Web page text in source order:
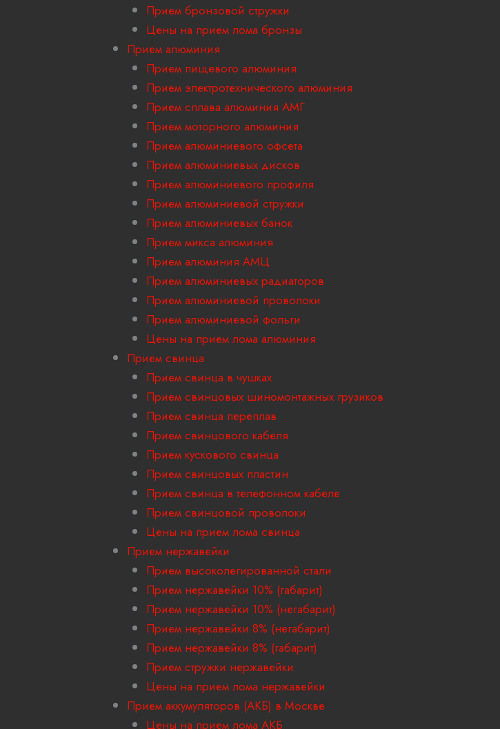
Прием бронзовой стружки
Цены на прием лома бронзы
Прием алюминия
Прием пищевого алюминия
Прием электротехнического алюминия
Прием сплава алюминия АМГ
Прием моторного алюминия
Прием алюминиевого офсета
Прием алюминиевых дисков
Прием алюминиевого профиля
Прием алюминиевой стружки
Прием алюминиевых банок
Прием микса алюминия
Прием алюминия АМЦ
Прием алюминиевых радиаторов
Прием алюминиевой проволоки
Прием алюминиевой фольги
Цены на прием лома алюминия
Прием свинца
Прием свинца в чушках
Прием свинцовых шиномонтажных грузиков
Прием свинца переплав
Прием свинцового кабеля
Прием кускового свинца
Прием свинцовых пластин
Прием свинца в телефонном кабеле
Прием свинцовой проволоки
Цены на прием лома свинца
Прием нержавейки
Прием высоколегированной стали
Прием нержавейки 10% (габарит)
Прием нержавейки 10% (негабарит)
Прием нержавейки 8% (негабарит)
Прием нержавейки 8% (габарит)
Прием стружки нержавейки
Цены на прием лома нержавейки
Прием аккумуляторов (АКБ) в Москве
Цены на прием лома АКБ